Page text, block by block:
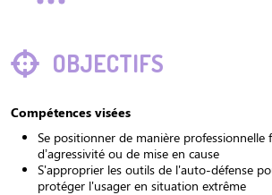
OBJECTIFS
Compétences visées
Se positionner de manière professionnelle
d’agressivité ou de mise en cause
S'approprier les outils de l'auto-défense
protéger l'usager en situation extrême